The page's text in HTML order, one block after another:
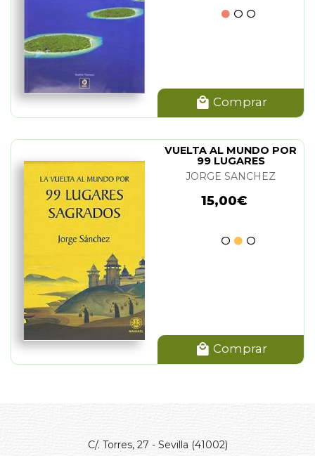
Comprar
VUELTA AL MUNDO POR
99 LUGARES
SAGRADOS. LA
JORGE SANCHEZ
15,00€
Comprar
C/. Torres, 27 - Sevilla (41002)